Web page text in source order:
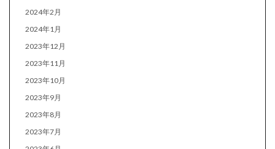
2024年2月
2024年1月
2023年12月
2023年11月
2023年10月
2023年9月
2023年8月
2023年7月